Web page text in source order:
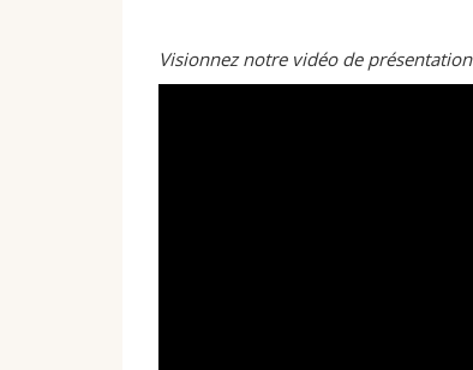
Visionnez notre vidéo de présentation